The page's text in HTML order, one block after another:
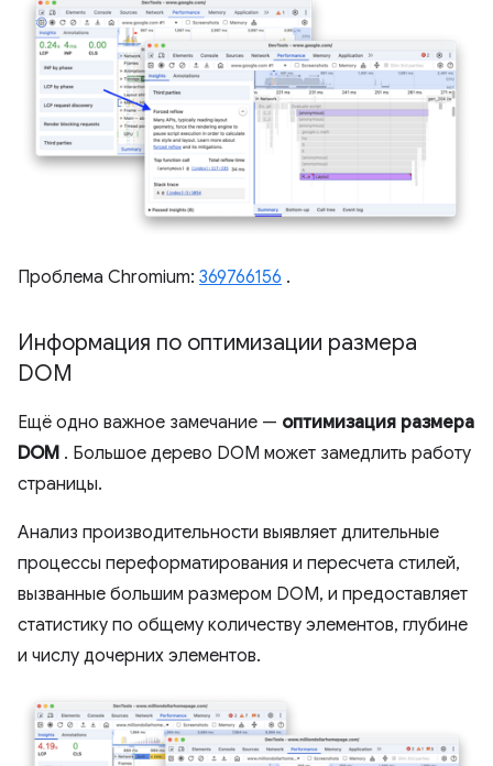
Проблема Chromium: 369766156 .
Информация по оптимизации размера
DOM
Ещё одно важное замечание — оптимизация размера
DOM . Большое дерево DOM может замедлить работу
страницы.
Анализ производительности выявляет длительные
процессы переформатирования и пересчета стилей,
вызванные большим размером DOM, и предоставляет
статистику по общему количеству элементов, глубине
и числу дочерних элементов.